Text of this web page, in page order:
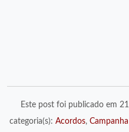
Este post foi publicado em
categoria(s): Acordos,